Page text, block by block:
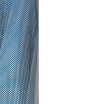
選ぶ際の価格や性能の基準
などが分かりやすく明記さ
れているので選ぶうえでの
参考にもしやすかったで
す！
また、気になる点などはLINE
での連絡が可能なので個別
での相談も受け付けてくれ
ます！